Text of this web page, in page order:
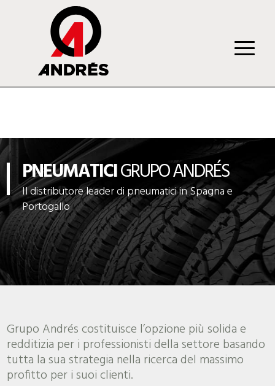
PNEUMATICIGRUPO ANDRÉS
Il distributore leader di pneumatici in Spagna e
Portogallo
Grupo Andrés costituisce l’opzione più solida e
redditizia per i professionisti della settore basando
tutta la sua strategia nella ricerca del massimo
profitto per i suoi clienti.